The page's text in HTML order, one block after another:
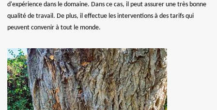
d'expérience dans le domaine. Dans ce cas, il peut assurer une très bonne
qualité de travail. De plus, il effectue les interventions à des tarifs qui
peuvent convenir à tout le monde.